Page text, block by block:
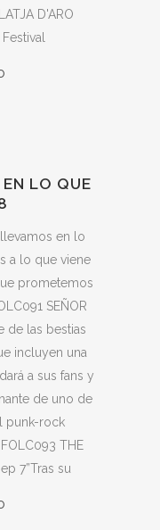
D'ARO
LO QUE
en lo
a lo que viene
prometemos
SEÑOR
de las bestias
incluyen una
a sus fans y
de uno de
punk-rock
THE
7” ​ Tras su